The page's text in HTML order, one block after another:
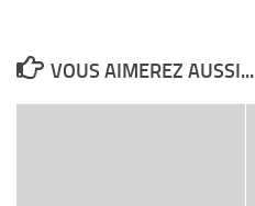
VOUS AIMEREZ AUSSI...